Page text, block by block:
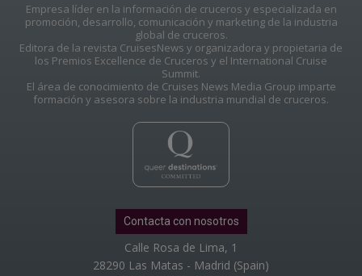
Empresa líder en la información de cruceros y especializada en
promoción, desarrollo, comunicación y marketing de la industria
global de cruceros.
Editora de la revista CruisesNews y organizadora y propietaria de
los Premios Excellence de Cruceros y el International Cruise
Summit.
El área de conocimiento de Cruises News Media Group imparte
formación y asesora sobre la industria mundial de cruceros.
Contacta con nosotros
Calle Rosa de Lima, 1
28290 Las Matas - Madrid (Spain)